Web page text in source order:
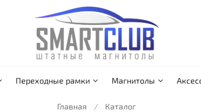
Переходные рамки Магнитолы
Главная Каталог